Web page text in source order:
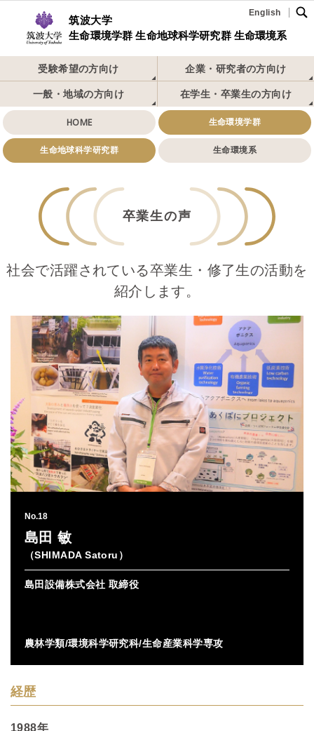
筑波大学
生命環境学群 生命地球科学研究群 生命環境系
English
受験希望の方向け 企業・研究者の方向け
一般・地域の方向け 在学生・卒業生の方向け
HOME 生命環境学群
生命地球科学研究群 生命環境系
卒業生の声
社会で活躍されている卒業生・修了生の活動を
紹介します。
No.18
島田 敏
（SHIMADA Satoru ）
島田設備株式会社 取締役
農林学類/環境科学研究科/生命産業科学専攻
経歴
1988年